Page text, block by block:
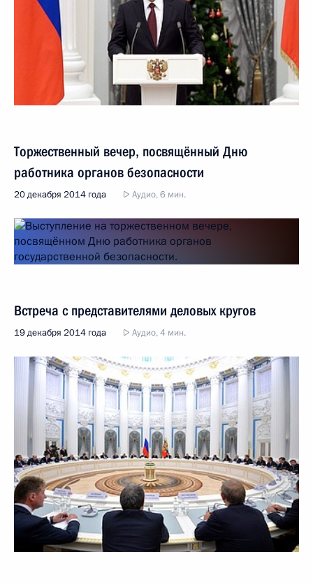
Торжественный вечер, посвящённый Дню
работника органов безопасности
20 декабря 2014 года Аудио, 6 мин.
Встреча с представителями деловых кругов
19 декабря 2014 года Аудио, 4 мин.